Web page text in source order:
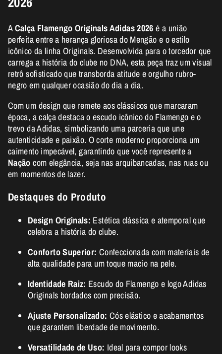
ACalça Flamengo Originals Adidas 2026 é a união
perfeita entre a herança gloriosa do Mengão e o estilo
icônico da linha Originals. Desenvolvida para o torcedor que
carrega a história do clube no DNA, esta peça traz um visual
retrô sofisticado que transborda atitude e orgulho rubro-
negro em qualquer ocasião do dia a dia.
Com um design que remete aos clássicos que marcaram
época, a calça destaca o escudo icônico do Flamengo e o
trevo da Adidas, simbolizando uma parceria que une
autenticidade e paixão. O corte moderno proporciona um
caimento impecável, garantindo que você represente a
Nação com elegância, seja nas arquibancadas, nas ruas ou
em momentos de lazer.
Destaques do Produto
Design Originals: Estética clássica e atemporal que
celebra a história do clube.
Conforto Superior: Confeccionada com materiais de
alta qualidade para um toque macio na pele.
Identidade Raiz: Escudo do Flamengo e logo Adidas
Originals bordados com precisão.
Ajuste Personalizado: Cós elástico e acabamentos
que garantem liberdade de movimento.
Versatilidade de Uso: Ideal para compor looks